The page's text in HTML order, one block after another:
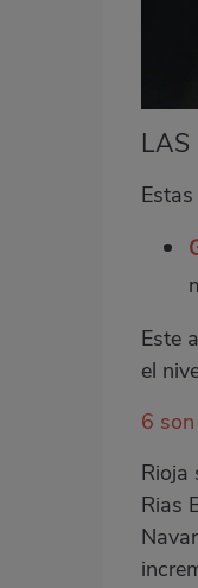
LAS
Este
el
6
Rioja
Rias